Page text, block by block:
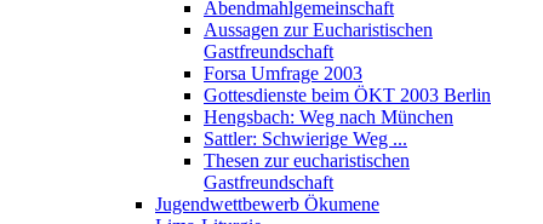
Abendmahlgemeinschaft
Aussagen zur Eucharistischen
Gastfreundschaft
Forsa Umfrage 2003
Gottesdienste beim ÖKT 2003 Berlin
Hengsbach: Weg nach München
Sattler: Schwierige Weg ...
Thesen zur eucharistischen
Gastfreundschaft
Jugendwettbewerb Ökumene